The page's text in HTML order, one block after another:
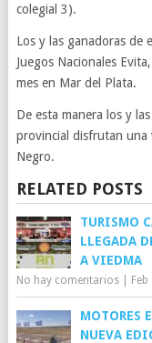
colegial 3).
Los y las ganadoras de
Juegos Nacionales
mes en Mar del Plata.
De esta manera los y
provincial disfrutan una
Negro.
RELATED POSTS
TURISMO
LLEGADA
A VIEDMA
No hay comentarios|
MOTORES
NUEVA